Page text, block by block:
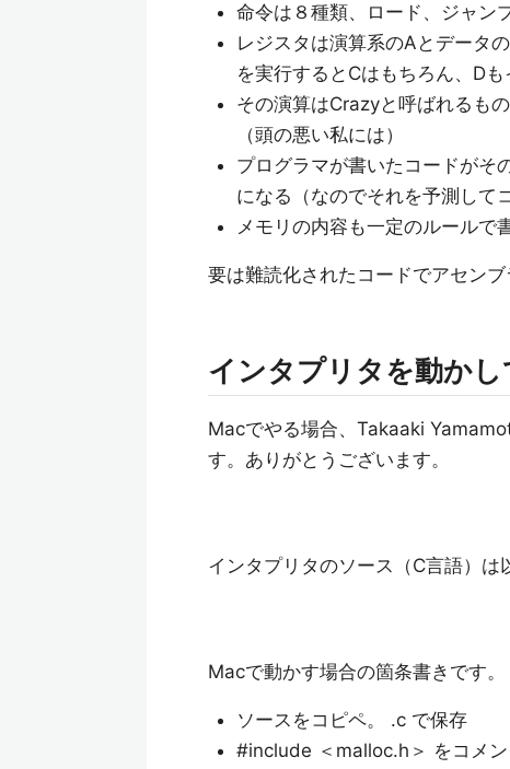
命令は８種類、ロード、ジャン
レジスタは演算系のAとデータ
を実行するとCはもちろん、Dも
その演算はCrazyと呼ばれるも
（頭の悪い私には）
プログラマが書いたコードがそ
になる（なのでそれを予測して
メモリの内容も一定のルールで
要は難読化されたコードでアセン
インタプリタを動かし
Macでやる場合、Takaaki
す。ありがとうございます。
インタプリタのソース（C言語）は
Macで動かす場合の箇条書きです。
ソースをコピペ。 .c で保存
#include ＜malloc.h＞ をコメン